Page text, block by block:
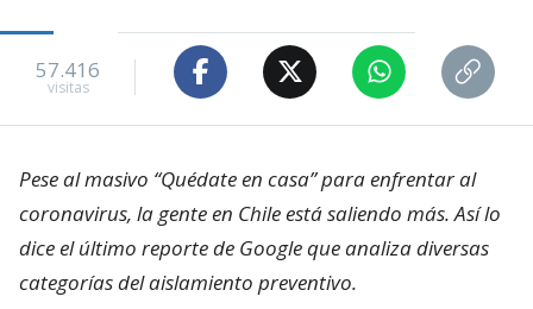
57.416
visitas
Pese al masivo “Quédate en casa” para enfrentar al
coronavirus, la gente en Chile está saliendo más. Así lo
dice el último reporte de Google que analiza diversas
categorías del aislamiento preventivo.